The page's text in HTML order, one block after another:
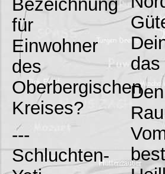
Bezeichnung
für
Einwohner
des
Oberbergischen
Kreises?
---
Schluchten-